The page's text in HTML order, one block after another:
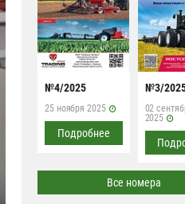
№4/2025
25 ноября 2025
Подробнее
№3/
02
2025
Все номера